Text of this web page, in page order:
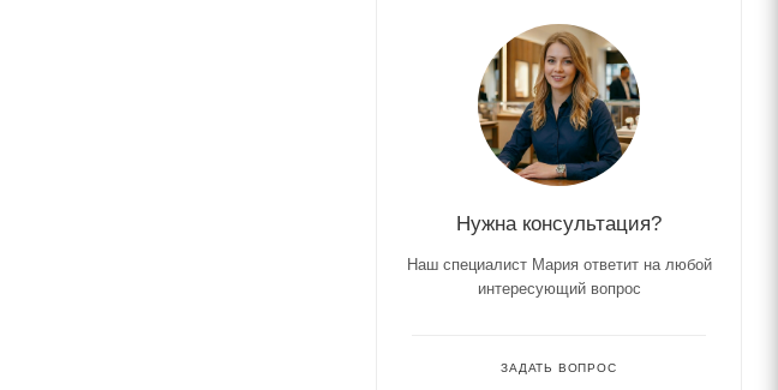
Нужна консультация?
Наш специалист Мария ответит на любой
интересующий вопрос
ЗАДАТЬ ВОПРОС